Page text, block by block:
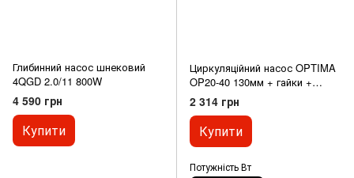
Глибинний насос шнековий
4QGD 2.0/11 800W
4 590 грн
Купити
Циркуляційний насос OPTIMA
OP20-40 130мм + гайки +
кабель з вилкою
2 314 грн
Купити
Потужність Вт